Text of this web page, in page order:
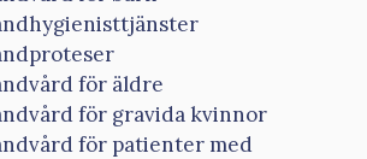
för äldre
för gravida kvinnor
för patienter med